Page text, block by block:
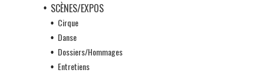
SCÈNES/EXPOS
Cirque
Danse
Dossiers/Hommages
Entretiens